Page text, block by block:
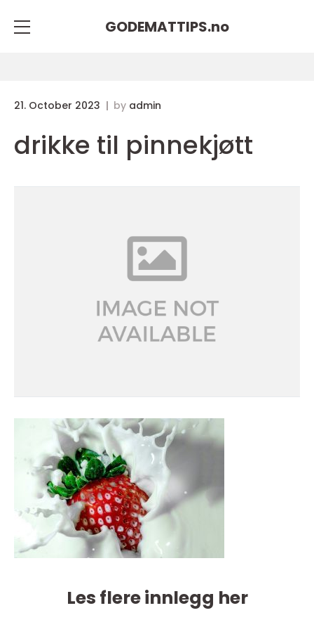
GODEMATTIPS.no
21. October 2023 by admin
drikke til pinnekjøtt
Les flere innlegg her